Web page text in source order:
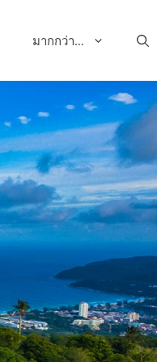
มากกว่า…